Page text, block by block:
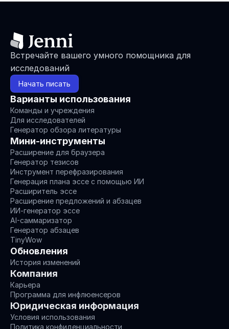
Встречайте вашего умного помощника для
исследований
Начать писать
Варианты использования
Команды и учреждения
Для исследователей
Генератор обзора литературы
Мини-инструменты
Расширение для браузера
Генератор тезисов
Инструмент перефразирования
Генерация плана эссе с помощью ИИ
Расширитель эссе
Расширение предложений и абзацев
ИИ-генератор эссе
AI-саммаризатор
Генератор абзацев
TinyWow
Обновления
История изменений
Компания
Карьера
Программа для инфлюенсеров
Юридическая информация
Условия использования
Политика конфиденциальности